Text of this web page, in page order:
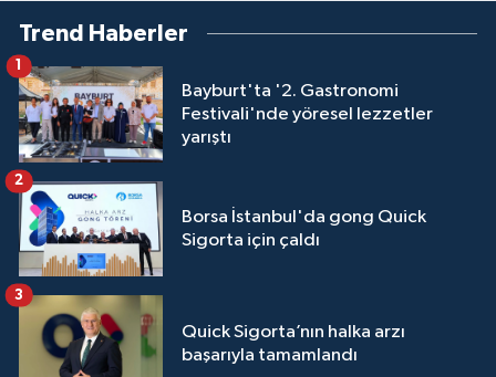
Trend Haberler
Bayburt'ta '2. Gastronomi
Festivali'nde yöresel lezzetler
yarıştı
1
Borsa İstanbul'da gong Quick
Sigorta için çaldı
2
Quick Sigorta’nın halka arzı
başarıyla tamamlandı
3